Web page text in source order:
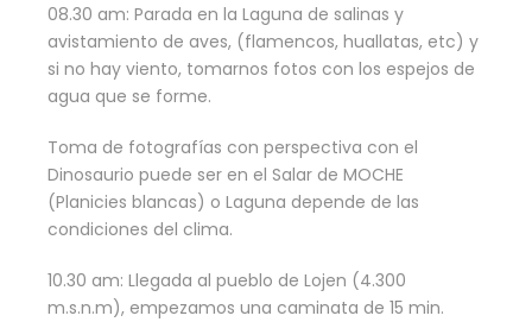
08.30 am: Parada en la Laguna de salinas y
avistamiento de aves, (flamencos, huallatas, etc) y
si no hay viento, tomarnos fotos con los espejos de
agua que se forme.
Toma de fotografías con perspectiva con el
Dinosaurio puede ser en el Salar de MOCHE
(Planicies blancas) o Laguna depende de las
condiciones del clima.
10.30 am: Llegada al pueblo de Lojen (4.300
m.s.n.m), empezamos una caminata de 15 min.